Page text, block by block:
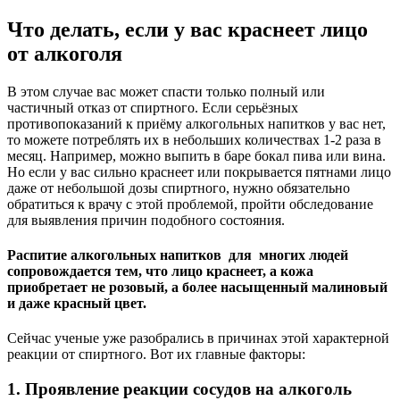
Что делать, если у вас краснеет лицо
от алкоголя
В этом случае вас может спасти только полный или
частичный отказ от спиртного. Если серьёзных
противопоказаний к приёму алкогольных напитков у вас нет,
то можете потреблять их в небольших количествах 1-2 раза в
месяц. Например, можно выпить в баре бокал пива или вина.
Но если у вас сильно краснеет или покрывается пятнами лицо
даже от небольшой дозы спиртного, нужно обязательно
обратиться к врачу с этой проблемой, пройти обследование
для выявления причин подобного состояния.
Распитие алкогольных напитков для многих людей
сопровождается тем, что лицо краснеет, а кожа
приобретает не розовый, а более насыщенный малиновый
и даже красный цвет.
Сейчас ученые уже разобрались в причинах этой характерной
реакции от спиртного. Вот их главные факторы:
1. Проявление реакции сосудов на алкоголь